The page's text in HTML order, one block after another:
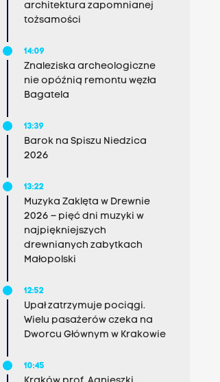
architektura zapomnianej
tożsamości
14:09
Znaleziska archeologiczne
nie opóźnią remontu węzła
Bagatela
13:39
Barok na Spiszu Niedzica
2026
13:22
Muzyka Zaklęta w Drewnie
2026 – pięć dni muzyki w
najpiękniejszych
drewnianych zabytkach
Małopolski
12:52
Upał zatrzymuje pociągi.
Wielu pasażerów czeka na
Dworcu Głównym w Krakowie
10:45